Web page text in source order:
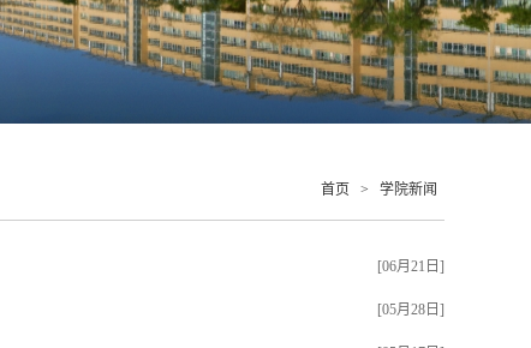
首页 > 学院新闻
[06月21日]
[05月28日]